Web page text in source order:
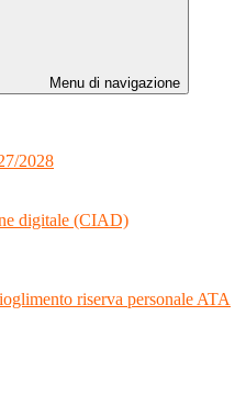
Menu di navigazione
2028
digitale (CIAD)
riserva personale ATA